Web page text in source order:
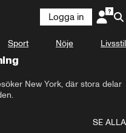
Logga in
Sport Nöje Livsstil
New York, där stora delar
SE ALLA